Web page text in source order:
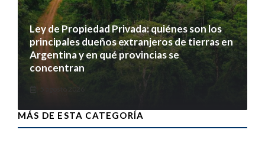
Ley de Propiedad Privada: quiénes son los
principales dueños extranjeros de tierras en
Argentina y en qué provincias se
concentran
MÁS DE ESTA CATEGORÍA